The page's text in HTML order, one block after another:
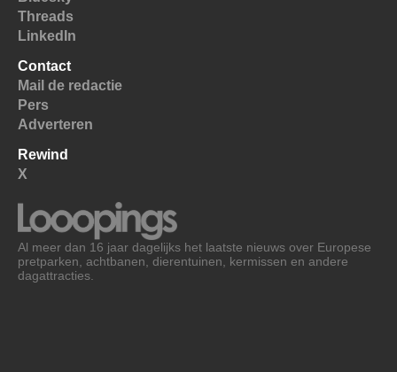
Threads
LinkedIn
Contact
Mail de redactie
Pers
Adverteren
Rewind
X
Al meer dan 16 jaar dagelijks het laatste nieuws over Europese
pretparken, achtbanen, dierentuinen, kermissen en andere
dagattracties.